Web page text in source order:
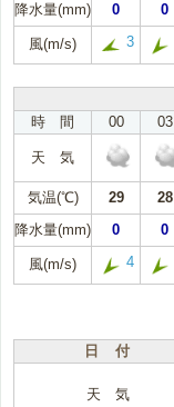
降水量(mm)
0 0
風(m/s) 3
時 間
00 03
天 気
気温(℃) 29 28
降水量(mm)
0 0
風(m/s) 4
日 付
天 気